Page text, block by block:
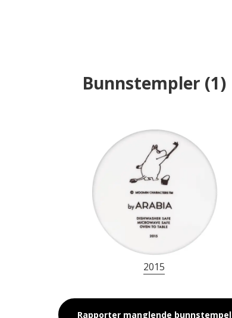
Bunnstempler (1)
2015
Rapporter manglende bunnstempel